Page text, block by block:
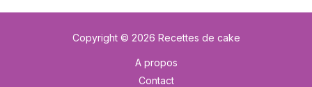
Copyright © 2026 Recettes de cake
A propos
Contact